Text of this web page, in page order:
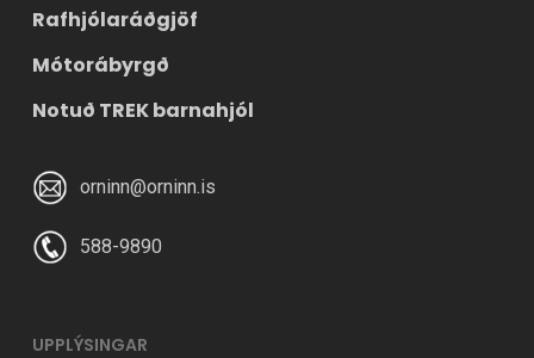
Rafhjólaráðgjöf
Mótorábyrgð
Notuð TREK barnahjól
orninn@orninn.is
588-9890
UPPLÝSINGAR